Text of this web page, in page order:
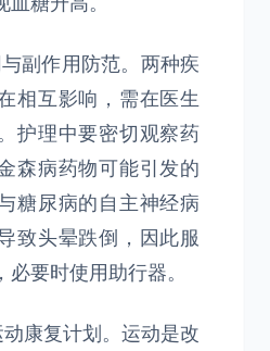
副作用防范。两种疾
相互影响，需在医生
护理中要密切观察药
森病药物可能引发的
糖尿病的自主神经病
致头晕跌倒，因此服
要时使用助行器。
康复计划。运动是改